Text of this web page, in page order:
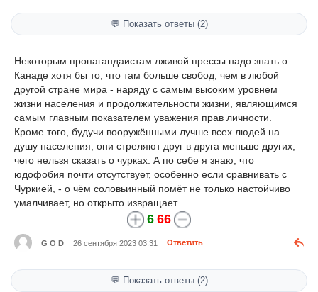
💬 Показать ответы (2)
Некоторым пропагандаистам лживой прессы надо знать о
Канаде хотя бы то, что там больше свобод, чем в любой
другой стране мира - наряду с самым высоким уровнем
жизни населения и продолжительности жизни, являющимся
самым главным показателем уважения прав личности.
Кроме того, будучи вооружёнными лучше всех людей на
душу населения, они стреляют друг в друга меньше других,
чего нельзя сказать о чурках. А по себе я знаю, что
юдофобия почти отсутствует, особенно если сравнивать с
Чуркией, - о чём соловьинный помёт не только настойчиво
умалчивает, но открыто извращает
6 66
G O D 26 сентября 2023 03:31 Ответить
💬 Показать ответы (2)